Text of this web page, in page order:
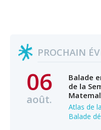
PROCHAIN
06
août.
Balade
de la
Atlas de
Balade